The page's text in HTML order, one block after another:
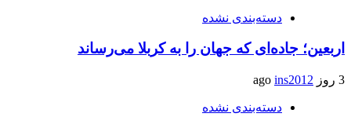
دسته‌بندی نشده
اربعین؛ جاده‌ای که جهان را به کربلا می‌رساند
3 روز ago ins2012
دسته‌بندی نشده